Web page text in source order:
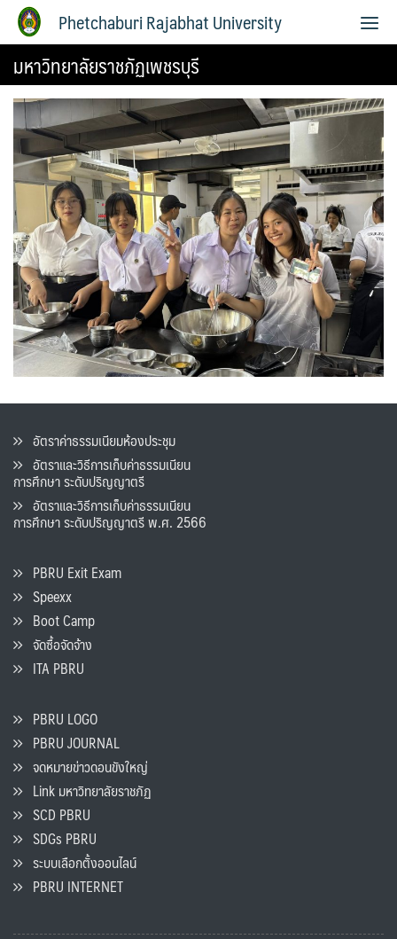
Phetchaburi Rajabhat University
มหาวิทยาลัยราชภัฏเพชรบุรี
อัตราค่าธรรมเนียมห้องประชุม
อัตราและวิธีการเก็บค่าธรรมเนียน
การศึกษา ระดับปริญญาตรี
อัตราและวิธีการเก็บค่าธรรมเนียน
การศึกษา ระดับปริญญาตรี พ.ศ. 2566
PBRU Exit Exam
Speexx
Boot Camp
จัดซื้อจัดจ้าง
ITA PBRU
PBRU LOGO
PBRU JOURNAL
จดหมายข่าวดอนขังใหญ่
Link มหาวิทยาลัยราชภัฏ
SCD PBRU
SDGs PBRU
ระบบเลือกตั้งออนไลน์
PBRU INTERNET